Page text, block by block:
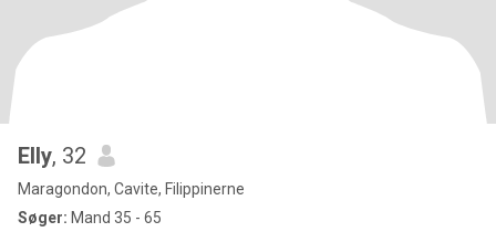
Elly, 32
Maragondon, Cavite, Filippinerne
Søger: Mand 35 - 65